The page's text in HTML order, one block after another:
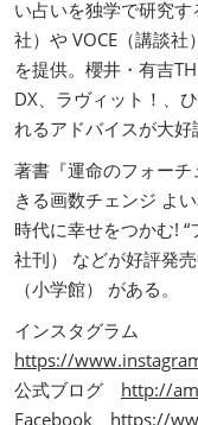
い占いを独学で研究す
社）や VOCE（講談
を提供。櫻井・有吉
DX、ラヴィット！、
れるアドバイスが大好
著書『運命のフォー
きる画数チェンジ よ
時代に幸せをつかむ!
社刊） などが好評発
（小学館） がある。
インスタグラム
https://
公式ブログ http://
Facebook https://